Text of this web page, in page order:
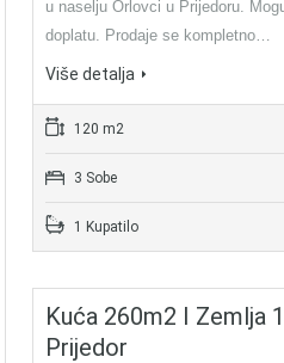
u naselju Orlovci u Prijedoru.
doplatu. Prodaje se kompletno…
Više detalja
120 m2
3 Sobe
1 Kupatilo
Kuća 260m2 I Zemlja
Prijedor